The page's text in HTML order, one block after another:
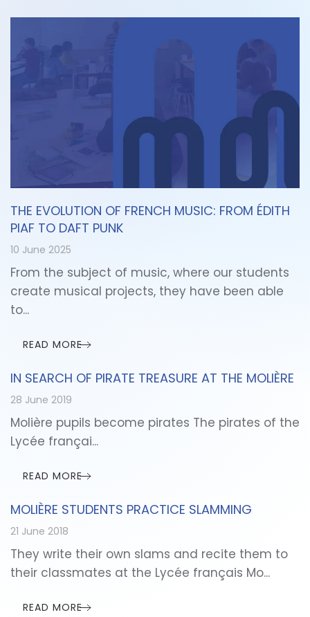
THE EVOLUTION OF FRENCH MUSIC: FROM ÉDITH
PIAF TO DAFT PUNK
10 June 2025
From the subject of music, where our students
create musical projects, they have been able
to...
READ MORE
IN SEARCH OF PIRATE TREASURE AT THE MOLIÈRE
28 June 2019
Molière pupils become pirates The pirates of the
Lycée françai...
READ MORE
MOLIÈRE STUDENTS PRACTICE SLAMMING
21 June 2018
They write their own slams and recite them to
their classmates at the Lycée français Mo...
READ MORE